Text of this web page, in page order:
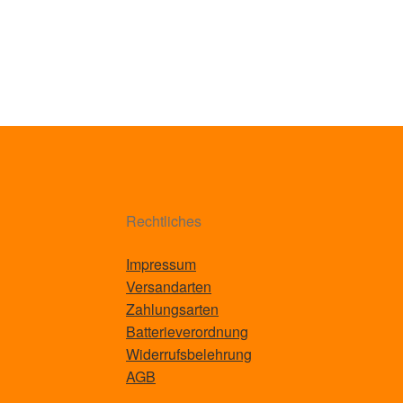
Rechtliches
Impressum
Versandarten
Zahlungsarten
Batterieverordnung
Widerrufsbelehrung
AGB